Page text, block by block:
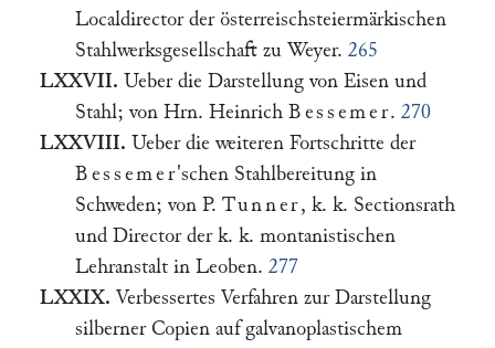
Localdirector der österreischsteiermärkischen
Stahlwerksgesellschaft zu Weyer. 265
LXXVII. Ueber die Darstellung von Eisen und
Stahl; von Hrn. Heinrich Bessemer.270
LXXVIII. Ueber die weiteren Fortschritte der
Bessemer'schen Stahlbereitung in
Schweden; von P. Tunner, k. k. Sectionsrath
und Director der k. k. montanistischen
Lehranstalt in Leoben. 277
LXXIX. Verbessertes Verfahren zur Darstellung
silberner Copien auf galvanoplastischem